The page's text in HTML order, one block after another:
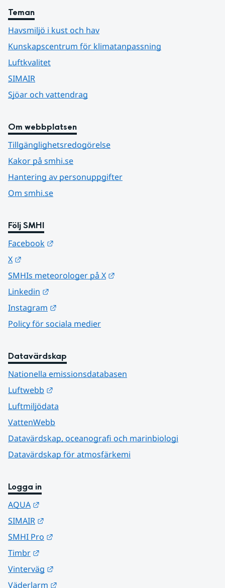
Teman
Havsmiljö i kust och hav
Kunskapscentrum för klimatanpassning
Luftkvalitet
SIMAIR
Sjöar och vattendrag
Om webbplatsen
Tillgänglighetsredogörelse
Kakor på smhi.se
Hantering av personuppgifter
Om smhi.se
Följ SMHI
Facebook
X
SMHIs meteorologer på X
Linkedin
Instagram
Policy för sociala medier
Datavärdskap
Nationella emissionsdatabasen
Luftwebb
Luftmiljödata
VattenWebb
Datavärdskap, oceanografi och marinbiologi
Datavärdskap för atmosfärkemi
Logga in
AQUA
SIMAIR
SMHI Pro
Timbr
Vinterväg
Väderlarm